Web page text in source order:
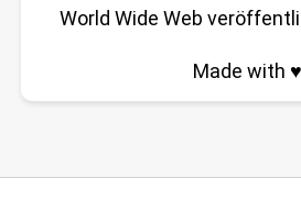
World Wide Web
Made with ♥